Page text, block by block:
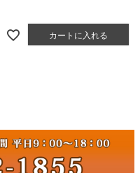
カートに入れる